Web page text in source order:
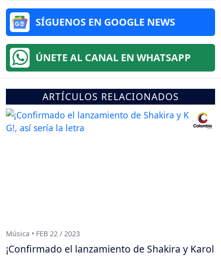
SÍGUENOS EN GOOGLE NEWS
ÚNETE AL CANAL EN WHATSAPP
ARTÍCULOS RELACIONADOS
Música • FEB 22 / 2023
¡Confirmado el lanzamiento de Shakira y Karol